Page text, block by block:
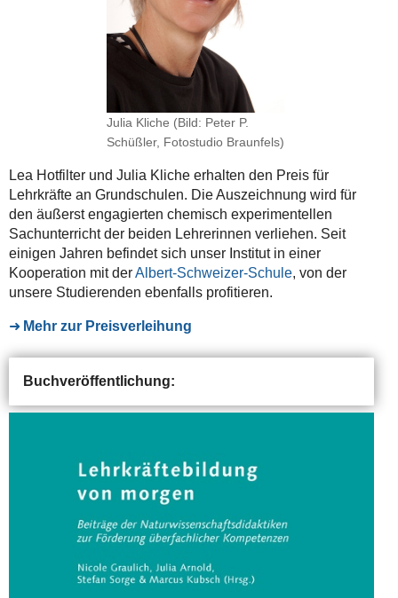
Julia Kliche (Bild: Peter P.
Schüßler, Fotostudio Braunfels)
Lea Hotfilter und Julia Kliche erhalten den Preis für
Lehrkräfte an Grundschulen. Die Auszeichnung wird für
den äußerst engagierten chemisch experimentellen
Sachunterricht der beiden Lehrerinnen verliehen. Seit
einigen Jahren befindet sich unser Institut in einer
Kooperation mit derAlbert-Schweizer-Schule, von der
unsere Studierenden ebenfalls profitieren.
Mehr zur Preisverleihung
Buchveröffentlichung: